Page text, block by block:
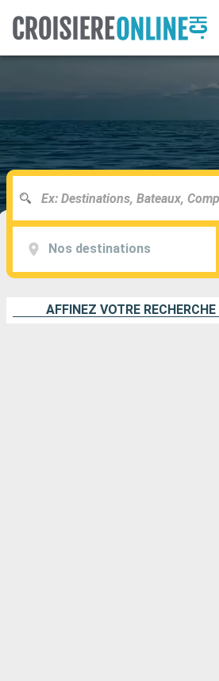
Nos destinations
AFFINEZ VOTRE RECHERCHE